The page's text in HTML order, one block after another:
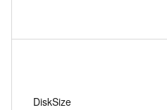
DiskSize